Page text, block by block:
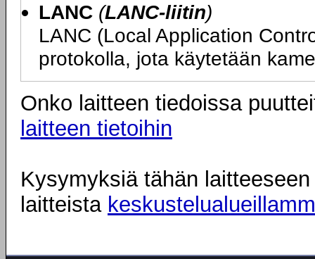
LANC (LANC-liitin)
LANC (Local Application
protokolla, jota käytetään
Onko laitteen tiedoissa
laitteen tietoihin
Kysymyksiä tähän
laitteista